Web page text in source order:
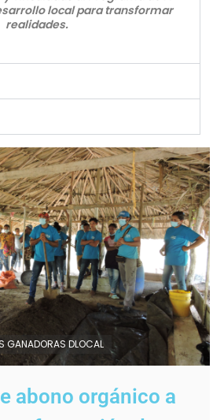
local para transformar
realidades.
GANADORAS DLOCAL
abono orgánico a